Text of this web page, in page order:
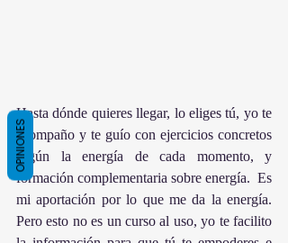
Hasta dónde quieres llegar, lo eliges tú, yo te
acompaño y te guío con ejercicios concretos
según la energía de cada momento, y
formación complementaria sobre energía.  Es
mi aportación por lo que me da la energía.
Pero esto no es un curso al uso, yo te facilito
OPINIONES